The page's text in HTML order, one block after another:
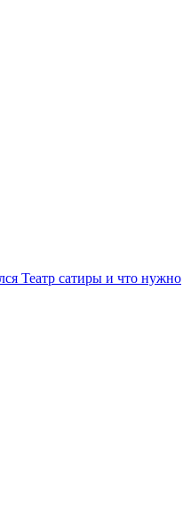
Театр сатиры и что нужно